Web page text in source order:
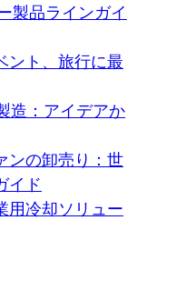
製品ラインガイ
ント、旅行に最
造：アイデアか
ンの卸売り：世
イド
用冷却ソリュー